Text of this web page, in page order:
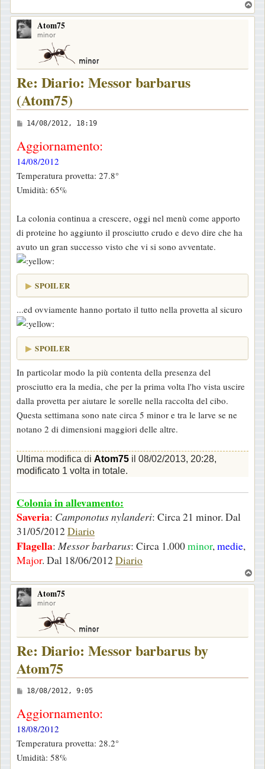
o
Atom75
minor
Re: Diario: Messor barbarus
(Atom75)
M
s
s
a
g
i
o
14/08/2012, 18:19
Aggiornamento:
14/08/2012
Temperatura provetta: 27.8°
Umidità: 65%
La colonia continua a crescere, oggi nel menù come apporto
di proteine ho aggiunto il prosciutto crudo e devo dire che ha
avuto un gran successo visto che vi si sono avventate.
SPOILER
...ed ovviamente hanno portato il tutto nella provetta al sicuro
SPOILER
In particolar modo la più contenta della presenza del
prosciutto era la media, che per la prima volta l'ho vista uscire
dalla provetta per aiutare le sorelle nella raccolta del cibo.
Questa settimana sono nate circa 5 minor e tra le larve se ne
notano 2 di dimensioni maggiori delle altre.
Ultima modifica di Atom75 il 08/02/2013, 20:28,
modificato 1 volta in totale.
Colonia in allevamento:
Saveria: Camponotus nylanderi: Circa 21 minor. Dal
31/05/2012Diario
Flagella: Messor barbarus: Circa 1.000minor, medie,
Major. Dal 18/06/2012Diario
o
Atom75
minor
Re: Diario: Messor barbarus by
Atom75
M
s
s
a
g
18/08/2012, 9:05
Aggiornamento:
18/08/2012
Temperatura provetta: 28.2°
Umidità: 58%